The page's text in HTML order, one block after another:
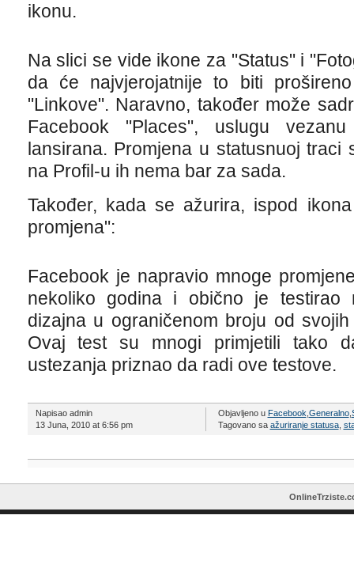
ikonu.
Na slici se vide ikone za "Status" i
da će najvjerojatnije to biti
"Linkove". Naravno, također može
Facebook "Places", uslugu
lansirana. Promjena u statusnuoj traci
na Profil-u ih nema bar za sada.
Također, kada se ažurira, ispod
promjena":
Facebook je napravio mnoge
nekoliko godina i obično je testirao
dizajna u ograničenom broju od
Ovaj test su mnogi primjetili tako
ustezanja priznao da radi ove testove.
Napisao admin
13 Juna, 2010 at 6:56 pm
Objavljeno u Facebook Generalno,
Tagovano sa ažuriranje statusa,